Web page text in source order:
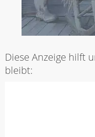
Diese Anzeige hilft
bleibt: